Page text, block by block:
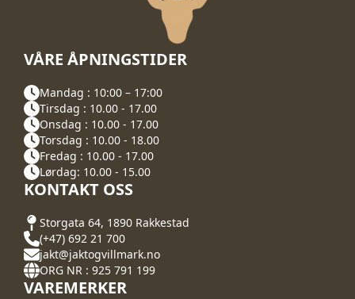
VÅRE ÅPNINGSTIDER
Mandag : 10:00 – 17:00
Tirsdag : 10.00 - 17.00
Onsdag : 10.00 - 17.00
Torsdag : 10.00 - 18.00
Fredag : 10.00 - 17.00
Lørdag: 10.00 - 15.00
KONTAKT OSS
Storgata 64, 1890 Rakkestad
(+47) 692 21 700
jakt@jaktogvillmark.no
ORG NR : 925 791 199
VAREMERKER